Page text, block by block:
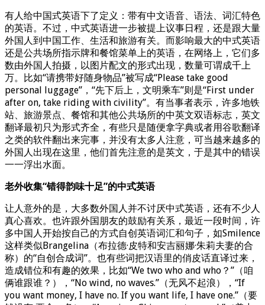
有人给中国式英语下了定义：带有中文语音、语法、词汇特色
的英语。不过，中式英语进一步被提上议事日程，还是跟大量
外国人到中国工作、生活和旅游有关。而影响最大的中式英语
还是公共场所指示牌和餐馆菜单上的英语，在网络上，它们多
数由外国人拍摄，以图片配文的形式出现，数量可谓成千上
万。比如“请携带好随身物品”被写成“Please take good
personal luggage”，“先下后上，文明乘车”则是“First under
after on, take riding with civility”。有当事者表示，许多地铁
站、旅游景点、餐馆和其他公共场所的中英文双语标志，英文
翻译最初只为形式齐全，有些只是随便拿字典或者用谷歌翻译
之类的软件翻出来完事，并没有太多人注意，可当越来越多的
外国人出现在这里，他们首先注意的是英文，于是其中的错误
一一浮出水面。
老外收集“错得韵味十足”的中式英语
让人意外的是，大多数外国人并不讨厌中式英语，还有不少人
真心喜欢。也许跟外国朋友的鼓励有关系，最近一段时间，许
多中国人开始按自己的方式自创英语词汇和句子，如Smilence
这样类似Brangelina（布拉德·皮特和安吉丽娜·朱莉夫妻的合
称）的“自创合成词”。也有些词把汉语里的俏皮话直译过来，
造成错位和有趣的效果，比如“We two who and who？”（咱
俩谁跟谁？），“No wind, no waves.”（无风不起浪），“If
you want money, I have no. If you want life, I have one.”（要